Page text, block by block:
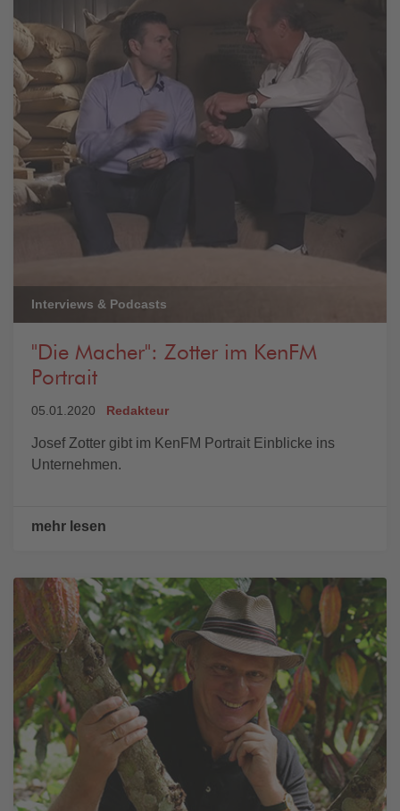
Interviews & Podcasts
"Die Macher": Zotter im KenFM
Portrait
05.01.2020 Redakteur
Josef Zotter gibt im KenFM Portrait Einblicke ins
Unternehmen.
mehr lesen